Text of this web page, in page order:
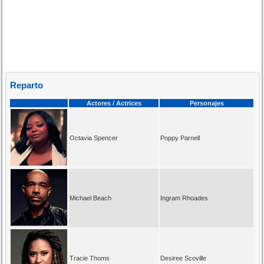
Reparto
Actores / Actrices Personajes
Octavia Spencer Poppy Parnell
Michael Beach Ingram Rhoades
Tracie Thoms Desiree Scoville